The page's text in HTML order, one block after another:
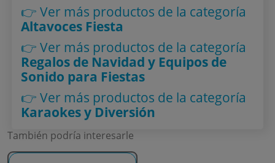
👉 Ver más productos de la categoría
Altavoces Fiesta
👉 Ver más productos de la categoría
Regalos de Navidad y Equipos de
Sonido para Fiestas
👉 Ver más productos de la categoría
Karaokes y Diversión
También podría interesarle